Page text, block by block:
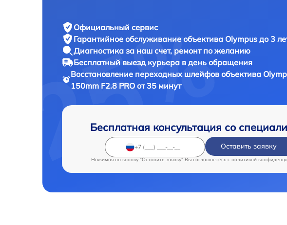
Официальный сервис
Гарантийное обслуживание объектива Olympus до 3
Диагностика за наш счет, ремонт по желанию
Бесплатный выезд курьера в день обращения
Восстановление переходных шлейфов объектива
150mm F2.8 PRO от 35 минут
Бесплатная консультация со
Оставить заявку
Нажимая на кнопку "Оставить заявку" Вы соглашаетесь c политикой